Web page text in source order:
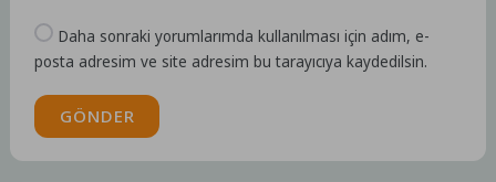
Daha sonraki yorumlarımda kullanılması için adım, e-
posta adresim ve site adresim bu tarayıcıya kaydedilsin.
GÖNDER